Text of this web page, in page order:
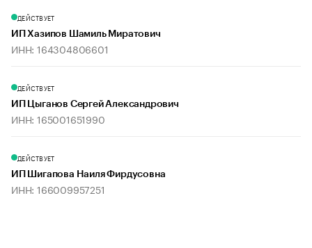
ДЕЙСТВУЕТ
ИП Хазипов Шамиль Миратович
ИНН: 164304806601
ДЕЙСТВУЕТ
ИП Цыганов Сергей Александрович
ИНН: 165001651990
ДЕЙСТВУЕТ
ИП Шигапова Наиля Фирдусовна
ИНН: 166009957251